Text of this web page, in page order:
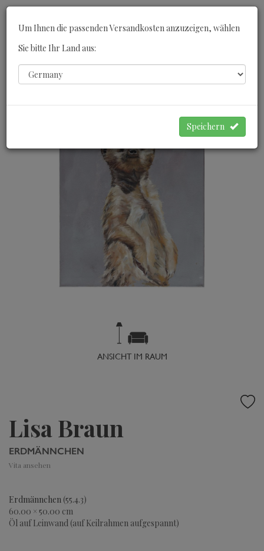
ANSICHT IM RAUM
Lisa Braun
ERDMÄNNCHEN
Vita ansehen
Erdmännchen (55.4.3)
60.00 × 50.00 cm
Öl auf Leinwand (auf Keilrahmen aufgespannt)
Um Ihnen die passenden Versandkosten anzuzeigen, wählen
Sie bitte Ihr Land aus:
Speichern